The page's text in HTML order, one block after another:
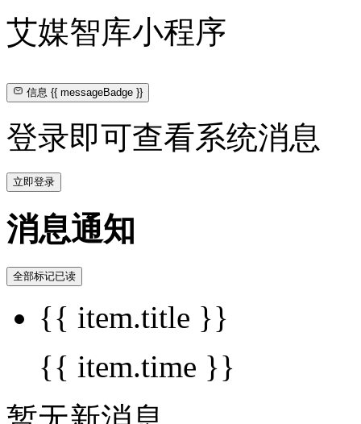
艾媒智库小程序
信息{{ messageBadge }}
登录即可查看系统消息
立即登录
消息通知
全部标记已读
{{ item.title }}
{{ item.time }}